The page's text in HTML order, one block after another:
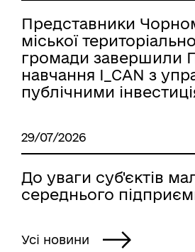
Представники
міської
громади завершили
навчання I_CAN з
публічними
29/07/2026
До уваги суб'єктів
середнього
Усі новини